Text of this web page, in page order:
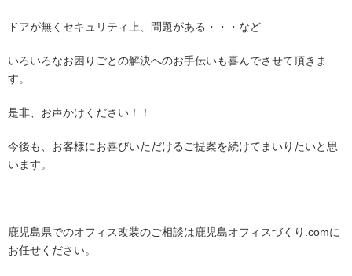
ドアが無くセキュリティ上、問題がある・・・など
いろいろなお困りごとの解決へのお手伝いも喜んでさせて頂きま
す。
是非、お声かけください！！
今後も、お客様にお喜びいただけるご提案を続けてまいりたいと思
います。
鹿児島県でのオフィス改装のご相談は鹿児島オフィスづくり.comに
お任せください。